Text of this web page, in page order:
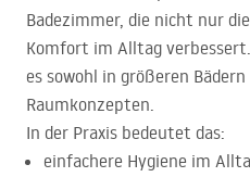
Badezimmer, die nicht nur
Komfort im Alltag
es sowohl in größeren
Raumkonzepten.
In der Praxis bedeutet das:
einfachere Hygiene im